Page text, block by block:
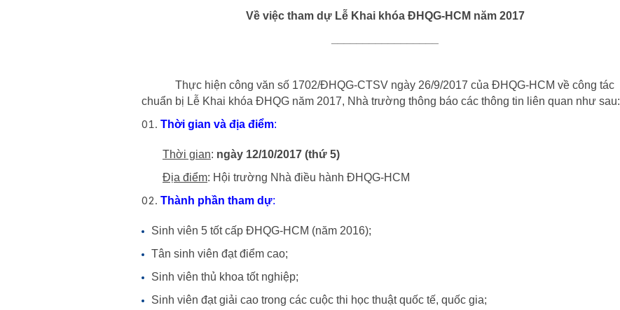
Về việc tham dự Lễ Khai khóa ĐHQG-HCM năm 2017
Thực hiện công văn số 1702/ĐHQG-CTSV ngày 26/9/2017 của ĐHQG-HCM về công tác
chuẩn bị Lễ Khai khóa ĐHQG năm 2017, Nhà trường thông báo các thông tin liên quan như sau:
Thời gian và địa điểm:
Thời gian: ngày 12/10/2017 (thứ 5)
Địa điểm: Hội trường Nhà điều hành ĐHQG-HCM
Thành phần tham dự:
Sinh viên 5 tốt cấp ĐHQG-HCM (năm 2016);
Tân sinh viên đạt điểm cao;
Sinh viên thủ khoa tốt nghiệp;
Sinh viên đạt giải cao trong các cuộc thi học thuật quốc tế, quốc gia;